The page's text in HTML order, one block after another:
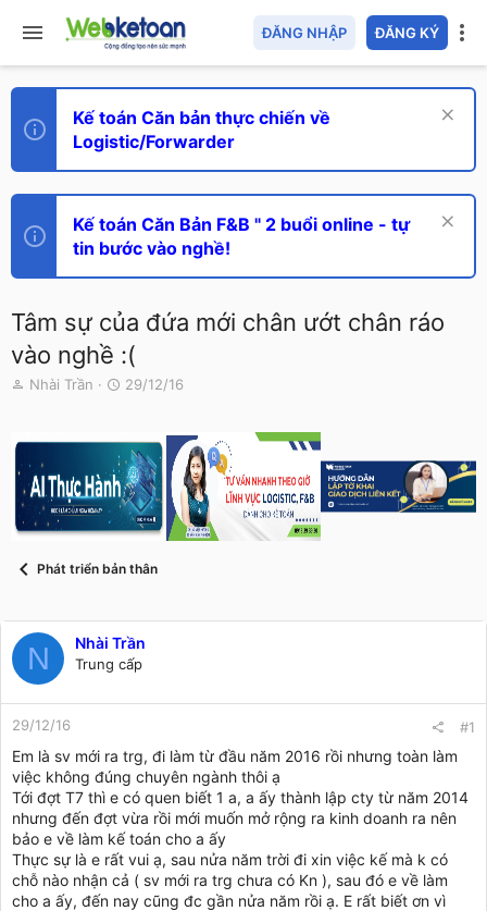
ĐĂNG NHẬP ĐĂNG KÝ
Kế toán Căn bản thực chiến về
Logistic/Forwarder
Kế toán Căn Bản F&B " 2 buổi online - tự
tin bước vào nghề!
Tâm sự của đứa mới chân ướt chân ráo
vào nghề :(
T
e
a
d
s
a
r
Nhài Trần
N
y
g
ử
i
29/12/16
Phát triển bản thân
N Nhài Trần
Trung cấp
29/12/16 #1
Em là sv mới ra trg, đi làm từ đầu năm 2016 rồi nhưng toàn làm
việc không đúng chuyên ngành thôi ạ
Tới đợt T7 thì e có quen biết 1 a, a ấy thành lập cty từ năm 2014
nhưng đến đợt vừa rồi mới muốn mở rộng ra kinh doanh ra nên
bảo e về làm kế toán cho a ấy
Thực sự là e rất vui ạ, sau nửa năm trời đi xin việc kế mà k có
chỗ nào nhận cả ( sv mới ra trg chưa có Kn ), sau đó e về làm
cho a ấy, đến nay cũng đc gần nửa năm rồi ạ. E rất biết ơn vì